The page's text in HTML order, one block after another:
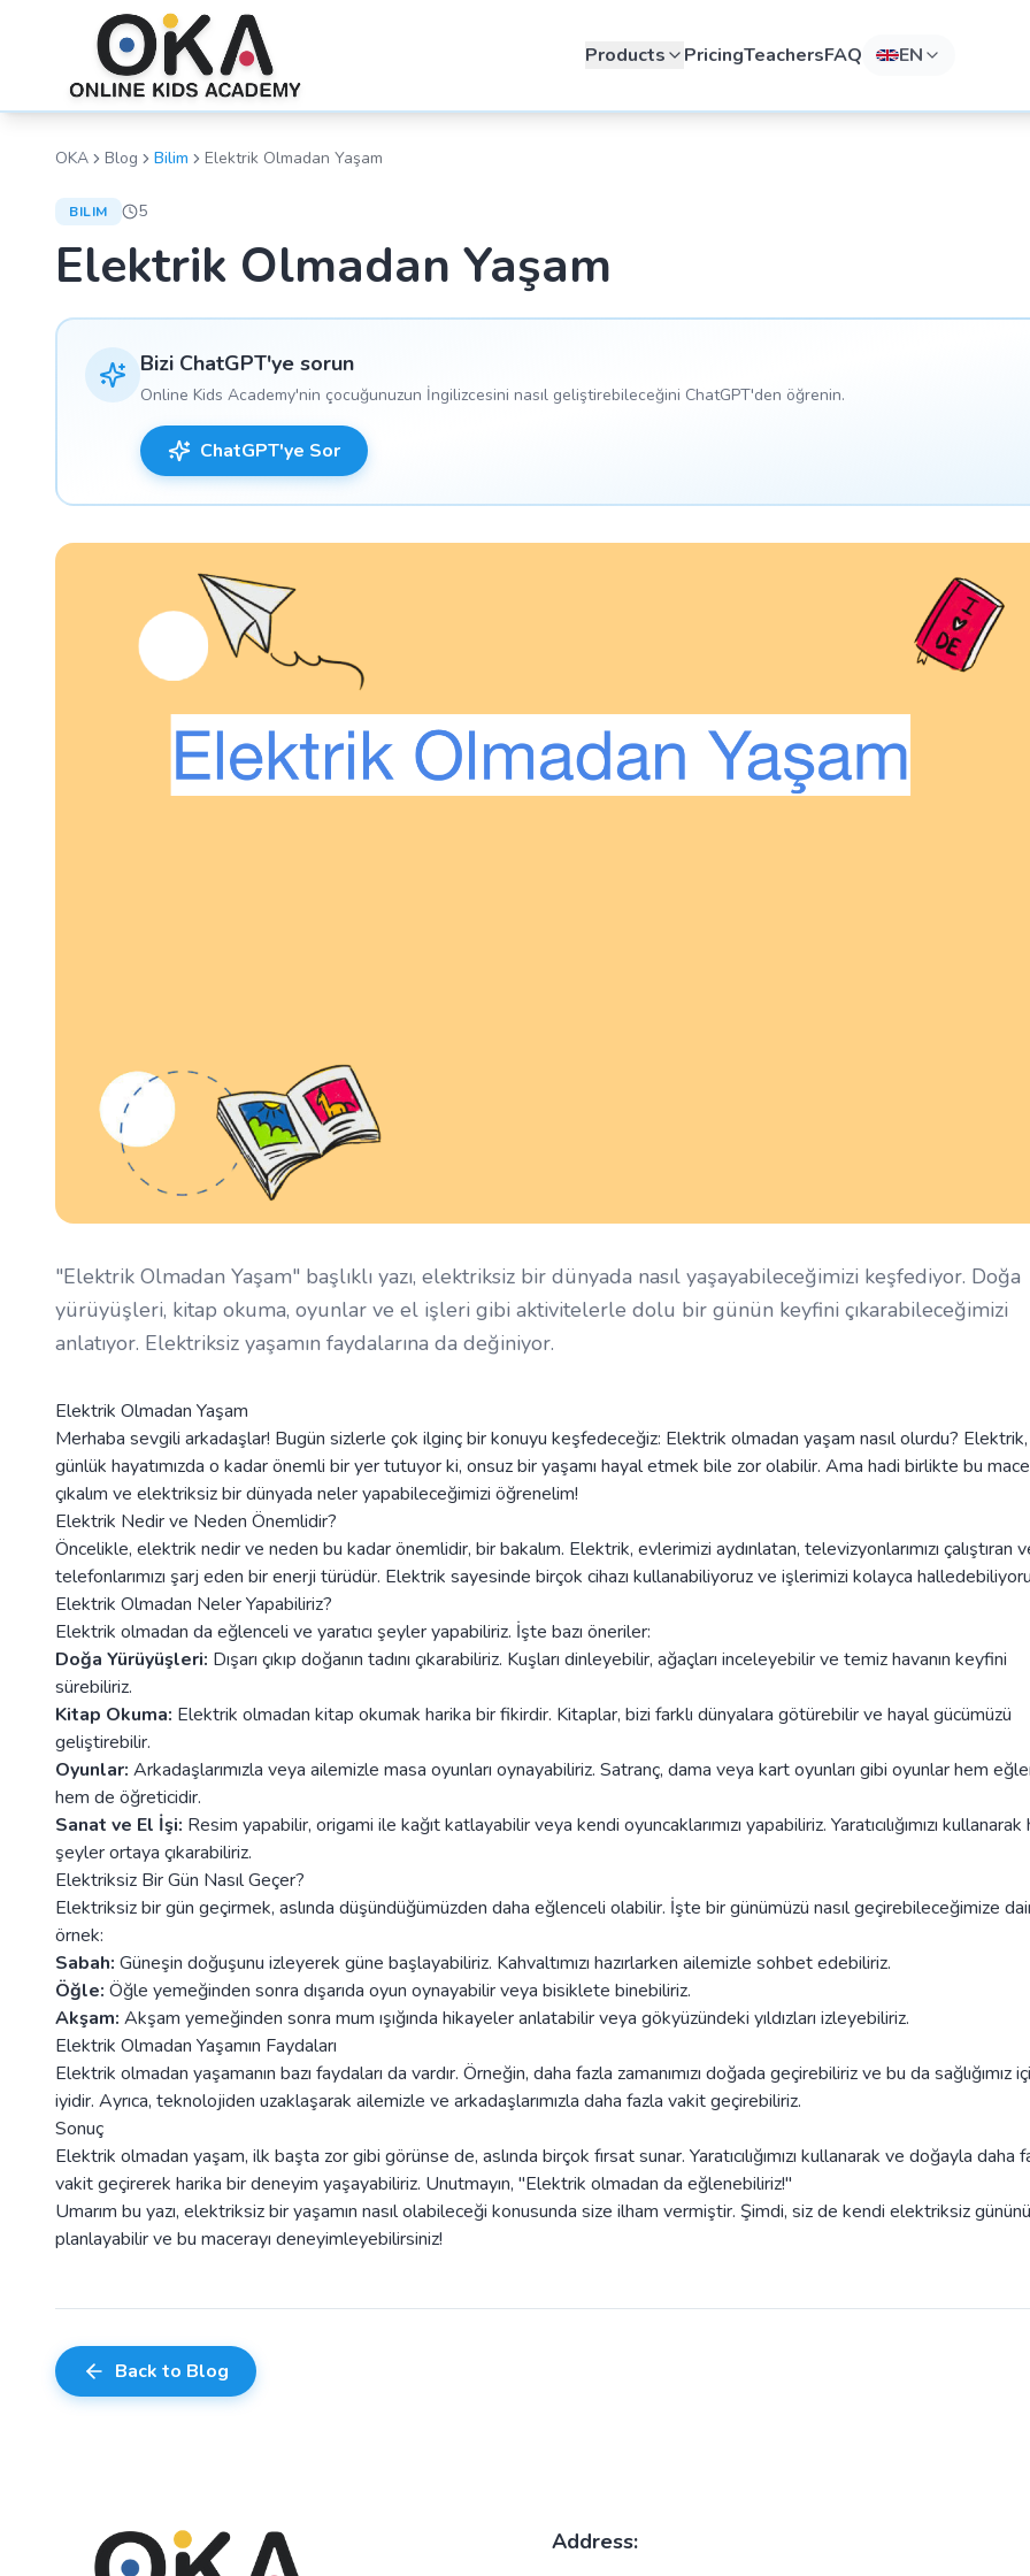
Products PricingTeachersFAQ EN
OKA Blog Bilim Elektrik Olmadan Yaşam
BILIM 5
Elektrik Olmadan Yaşam
Bizi ChatGPT'ye sorun
Online Kids Academy'nin çocuğunuzun İngilizcesini nasıl geliştirebileceğini ChatGPT'den öğrenin.
ChatGPT'ye Sor
"Elektrik Olmadan Yaşam" başlıklı yazı, elektriksiz bir dünyada nasıl yaşayabileceğimizi keşfediyor. Doğa
yürüyüşleri, kitap okuma, oyunlar ve el işleri gibi aktivitelerle dolu bir günün keyfini çıkarabileceğimizi
anlatıyor. Elektriksiz yaşamın faydalarına da değiniyor.
Elektrik Olmadan Yaşam
Merhaba sevgili arkadaşlar! Bugün sizlerle çok ilginç bir konuyu keşfedeceğiz: Elektrik olmadan yaşam nasıl olurdu? Elektrik,
günlük hayatımızda o kadar önemli bir yer tutuyor ki, onsuz bir yaşamı hayal etmek bile zor olabilir. Ama hadi birlikte bu
çıkalım ve elektriksiz bir dünyada neler yapabileceğimizi öğrenelim!
Elektrik Nedir ve Neden Önemlidir?
Öncelikle, elektrik nedir ve neden bu kadar önemlidir, bir bakalım. Elektrik, evlerimizi aydınlatan, televizyonlarımızı çalıştıran
telefonlarımızı şarj eden bir enerji türüdür. Elektrik sayesinde birçok cihazı kullanabiliyoruz ve işlerimizi kolayca
Elektrik Olmadan Neler Yapabiliriz?
Elektrik olmadan da eğlenceli ve yaratıcı şeyler yapabiliriz. İşte bazı öneriler:
Doğa Yürüyüşleri: Dışarı çıkıp doğanın tadını çıkarabiliriz. Kuşları dinleyebilir, ağaçları inceleyebilir ve temiz havanın keyfini
sürebiliriz.
Kitap Okuma: Elektrik olmadan kitap okumak harika bir fikirdir. Kitaplar, bizi farklı dünyalara götürebilir ve hayal gücümüzü
geliştirebilir.
Oyunlar: Arkadaşlarımızla veya ailemizle masa oyunları oynayabiliriz. Satranç, dama veya kart oyunları gibi oyunlar hem
hem de öğreticidir.
Sanat ve El İşi: Resim yapabilir, origami ile kağıt katlayabilir veya kendi oyuncaklarımızı yapabiliriz. Yaratıcılığımızı kullanarak
şeyler ortaya çıkarabiliriz.
Elektriksiz Bir Gün Nasıl Geçer?
Elektriksiz bir gün geçirmek, aslında düşündüğümüzden daha eğlenceli olabilir. İşte bir günümüzü nasıl geçirebileceğimize
örnek:
Sabah: Güneşin doğuşunu izleyerek güne başlayabiliriz. Kahvaltımızı hazırlarken ailemizle sohbet edebiliriz.
Öğle: Öğle yemeğinden sonra dışarıda oyun oynayabilir veya bisiklete binebiliriz.
Akşam: Akşam yemeğinden sonra mum ışığında hikayeler anlatabilir veya gökyüzündeki yıldızları izleyebiliriz.
Elektrik Olmadan Yaşamın Faydaları
Elektrik olmadan yaşamanın bazı faydaları da vardır. Örneğin, daha fazla zamanımızı doğada geçirebiliriz ve bu da sağlığımız
iyidir. Ayrıca, teknolojiden uzaklaşarak ailemizle ve arkadaşlarımızla daha fazla vakit geçirebiliriz.
Sonuç
Elektrik olmadan yaşam, ilk başta zor gibi görünse de, aslında birçok fırsat sunar. Yaratıcılığımızı kullanarak ve doğayla daha
vakit geçirerek harika bir deneyim yaşayabiliriz. Unutmayın, "Elektrik olmadan da eğlenebiliriz!"
Umarım bu yazı, elektriksiz bir yaşamın nasıl olabileceği konusunda size ilham vermiştir. Şimdi, siz de kendi elektriksiz
planlayabilir ve bu macerayı deneyimleyebilirsiniz!
Back to Blog
Address: